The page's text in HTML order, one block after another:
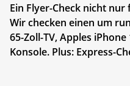
Ein Flyer-Check nicht
Wir checken einen um
65-Zoll-TV, Apples
Konsole. Plus: Express-